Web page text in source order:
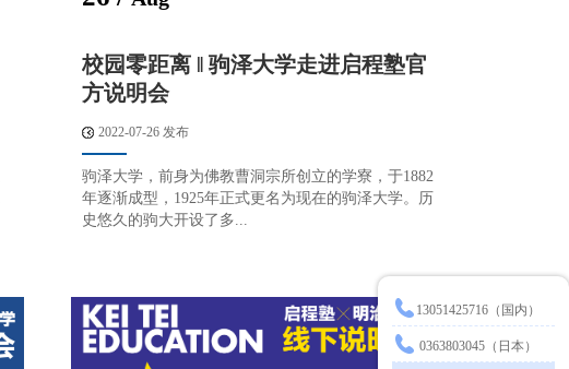
校园零距离 ‖ 驹泽大学走进启程塾官
方说明会
2022-07-26 发布
驹泽大学，前身为佛教曹洞宗所创立的学寮，于1882
年逐渐成型，1925年正式更名为现在的驹泽大学。历
史悠久的驹大开设了多...
13051425716（国内）
0363803045（日本）